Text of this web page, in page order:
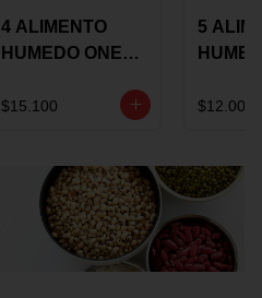
4 ALIMENTO
HUMEDO ONE
85 GRS
$15.100
5
$12.000